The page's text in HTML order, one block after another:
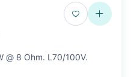
@ 8 Ohm. L70/100V.